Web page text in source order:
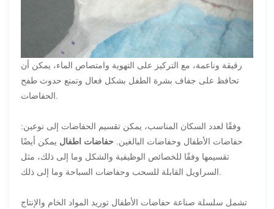
رقيقة وناعمة، مع التركيز على التهوية وامتصاص الماء، يمكن أن
تحافظ على جفاف بشرة الطفل بشكل فعال وتمنع حدوث طفح
الحفاضات.
وفقًا لعدد السكان المناسب، يمكن تقسيم الحفاضات إلى نوعين:
حفاضات الأطفال وحفاضات البالغين. حفاضات اطفال يمكن أيضًا
تقسيمها وفقًا للخصائص الوظيفية والشكل وما إلى ذلك، مثل
السراويل القابلة للسحب وحفاضات السباحة وما إلى ذلك.
تشمل سلسلة صناعة حفاضات الأطفال توريد المواد الخام والإنتاج